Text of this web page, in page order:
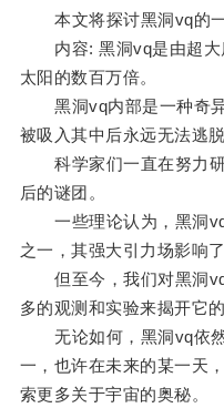
本文将探讨黑洞vq的一
内容: 黑洞vq是由超大
太阳的数百万倍。
黑洞vq内部是一种奇异
被吸入其中后永远无法逃脱
科学家们一直在努力研
后的谜团。
一些理论认为，黑洞vq
之一，其强大引力场影响
但至今，我们对黑洞vq
多的观测和实验来揭开它
无论如何，黑洞vq依然
一，也许在未来的某一天
索更多关于宇宙的奥秘。